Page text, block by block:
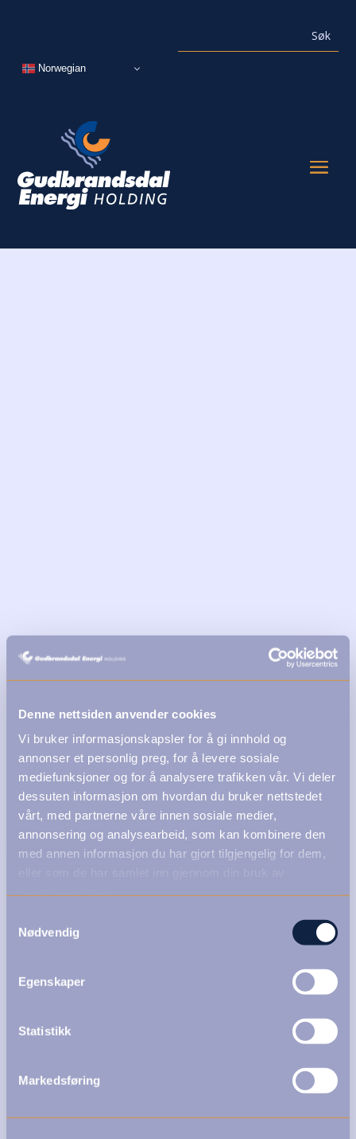
Denne nettsiden anvender cookies
Vi bruker informasjonskapsler for å gi innhold og
annonser et personlig preg, for å levere sosiale
mediefunksjoner og for å analysere trafikken vår. Vi deler
dessuten informasjon om hvordan du bruker nettstedet
vårt, med partnerne våre innen sosiale medier,
annonsering og analysearbeid, som kan kombinere den
med annen informasjon du har gjort tilgjengelig for dem,
Nødvendig
Egenskaper
Statistikk
Markedsføring
Norwegian